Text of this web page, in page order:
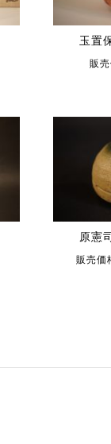
玉置
販
原憲
販売価